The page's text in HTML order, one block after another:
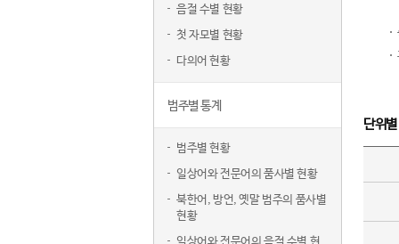
음절 수별 현황
첫 자모별 현황
다의어 현황
범주별 통계
범주별 현황
일상어와 전문어의 품사별 현황
북한어, 방언, 옛말 범주의 품사별
현황
단위